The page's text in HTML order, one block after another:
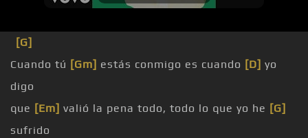
[G]
Cuando tú [Gm] estás conmigo es cuando [D] yo
digo
que [Em] valió la pena todo, todo lo que yo he [G]
sufrido